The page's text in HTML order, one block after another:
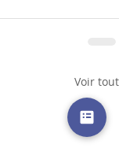
Voir tout